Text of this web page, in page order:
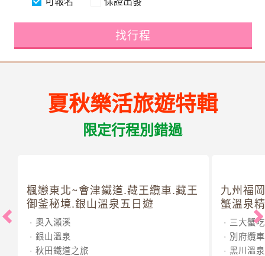
找行程
夏秋樂活旅遊特輯
限定行程別錯過
楓戀東北~會津鐵道.藏王纜車.藏王
御釜秘境.銀山溫泉五日遊
奧入瀨溪
銀山溫泉
秋田鐵道之旅
九州福
蟹溫泉
三大蟹
別府纜車
黑川溫泉